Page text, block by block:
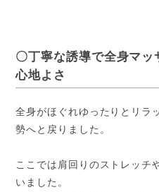
〇丁寧な誘導で全身マ
心地よさ
全身がほぐれゆったりとリラ
勢へと戻りました。
ここでは肩回りのストレッチ
いました。